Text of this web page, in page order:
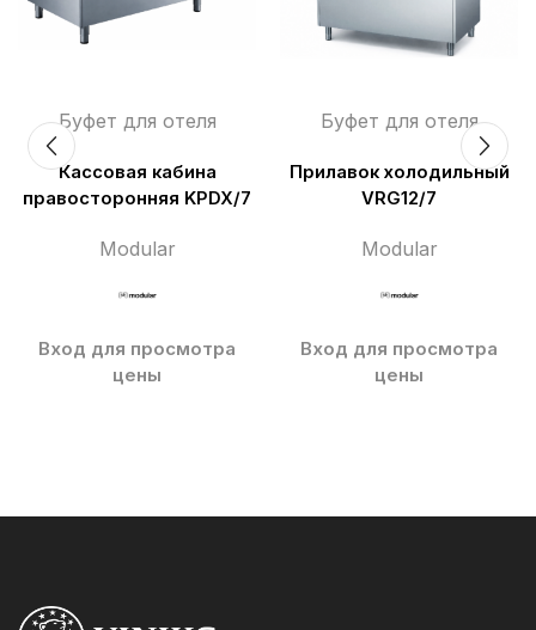
Буфет для отеля
Кассовая кабина
правосторонняя KPDX/7
Modular
Вход для просмотра
цены
Буфет для отеля
Прилавок холодильный
VRG12/7
Modular
Вход для просмотра
цены